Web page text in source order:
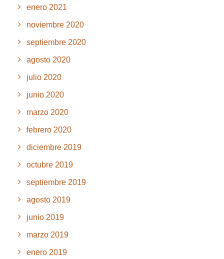
enero 2021
noviembre 2020
septiembre 2020
agosto 2020
julio 2020
junio 2020
marzo 2020
febrero 2020
diciembre 2019
octubre 2019
septiembre 2019
agosto 2019
junio 2019
marzo 2019
enero 2019